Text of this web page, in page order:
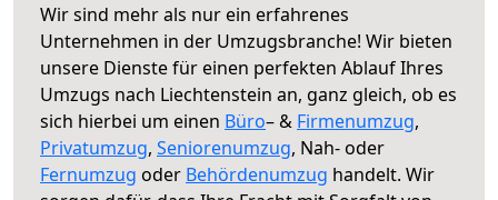
Wir sind mehr als nur ein erfahrenes
Unternehmen in der Umzugsbranche! Wir bieten
unsere Dienste für einen perfekten Ablauf Ihres
Umzugs nach Liechtenstein an, ganz gleich, ob es
sich hierbei um einen Büro– & Firmenumzug,
Privatumzug, Seniorenumzug, Nah- oder
Fernumzug oder Behördenumzug handelt. Wir